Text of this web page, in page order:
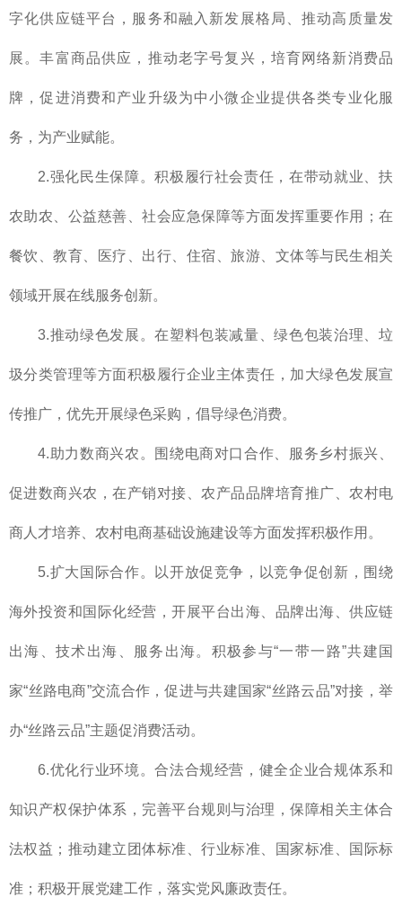
字化供应链平台，服务和融入新发展格局、推动高质量发
展。丰富商品供应，推动老字号复兴，培育网络新消费品
牌，促进消费和产业升级为中小微企业提供各类专业化服
务，为产业赋能。
2.强化民生保障。积极履行社会责任，在带动就业、扶
农助农、公益慈善、社会应急保障等方面发挥重要作用；在
餐饮、教育、医疗、出行、住宿、旅游、文体等与民生相关
领域开展在线服务创新。
3.推动绿色发展。在塑料包装减量、绿色包装治理、垃
圾分类管理等方面积极履行企业主体责任，加大绿色发展宣
传推广，优先开展绿色采购，倡导绿色消费。
4.助力数商兴农。围绕电商对口合作、服务乡村振兴、
促进数商兴农，在产销对接、农产品品牌培育推广、农村电
商人才培养、农村电商基础设施建设等方面发挥积极作用。
5.扩大国际合作。以开放促竞争，以竞争促创新，围绕
海外投资和国际化经营，开展平台出海、品牌出海、供应链
出海、技术出海、服务出海。积极参与“一带一路”共建国
家“丝路电商”交流合作，促进与共建国家“丝路云品”对接，举
办“丝路云品”主题促消费活动。
6.优化行业环境。合法合规经营，健全企业合规体系和
知识产权保护体系，完善平台规则与治理，保障相关主体合
法权益；推动建立团体标准、行业标准、国家标准、国际标
准；积极开展党建工作，落实党风廉政责任。